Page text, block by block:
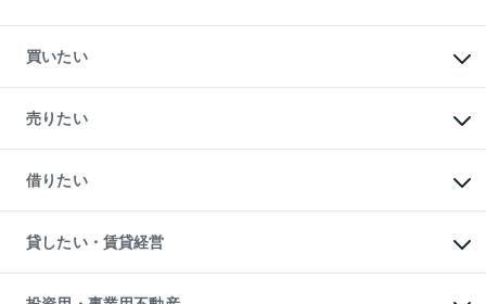
買いたい
新築・分譲マンションの購入
中古マンションの購入
一戸建ての購入
中古一戸建ての購入
不動産購入の流れ
注目キーワード物件特集
購入ガイド
売りたい
一戸建ての売却・査定
土地の売却・査定
スピードAI査定
不動産査定について
不動産売却の流れ
不動産買換えの流れ
借りたい
オフィス・店舗の賃貸
借りるときの流れ
借りるガイド
貸したい・賃貸経営
マンション賃料データ